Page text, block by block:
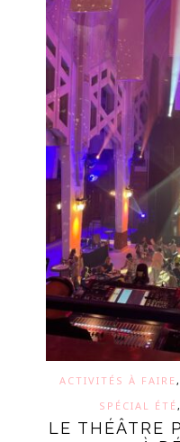
ACTIVITÉS À FAIRE ,
SPÉCIAL ÉTÉ ,
LE THÉÂTRE